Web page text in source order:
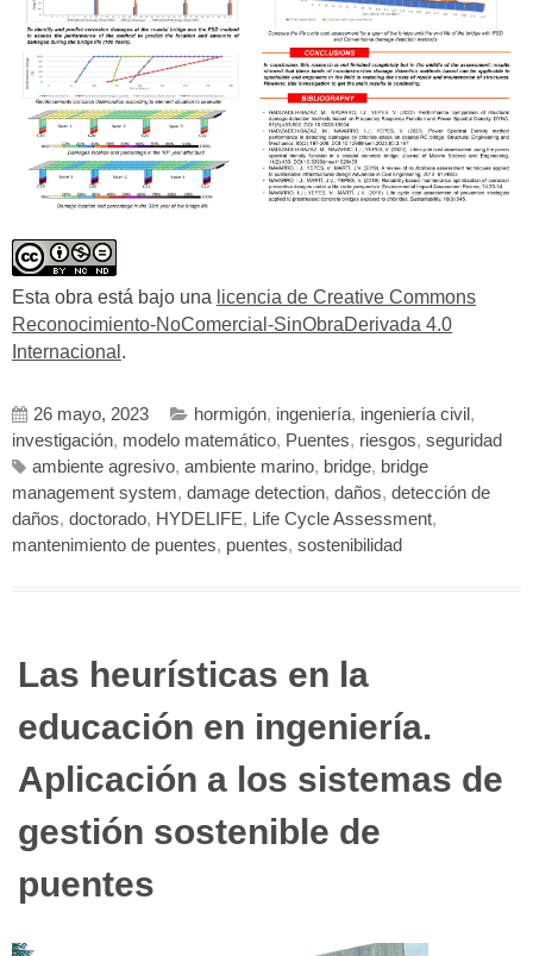
Esta obra está bajo una licencia de Creative Commons
Reconocimiento-NoComercial-SinObraDerivada 4.0
Internacional .
26 mayo, 2023 hormigón, ingeniería, ingeniería civil ,
investigación, modelo matemático, Puentes, riesgos, seguridad
ambiente agresivo, ambiente marino, bridge, bridge
management system, damage detection, daños, detección de
daños, doctorado, HYDELIFE, Life Cycle Assessment,
mantenimiento de puentes, puentes, sostenibilidad
Las heurísticas en la
educación en ingeniería.
Aplicación a los sistemas de
gestión sostenible de
puentes